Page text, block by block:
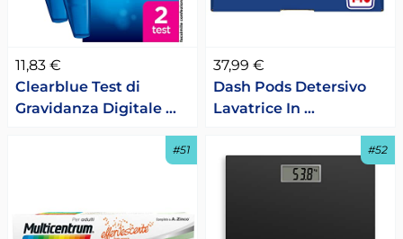
11,83 €
Clearblue Test di
Gravidanza Digitale …
37,99 €
Dash Pods Detersivo
Lavatrice In …
#51 #52